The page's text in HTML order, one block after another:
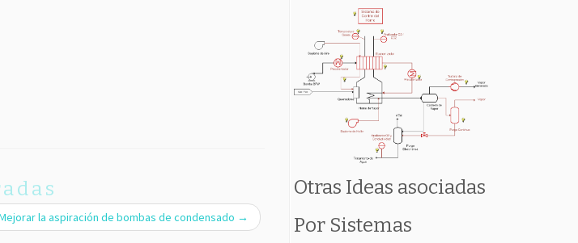
la aspiración de bombas de condensado →
Otras Ideas asociadas
Por Sistemas